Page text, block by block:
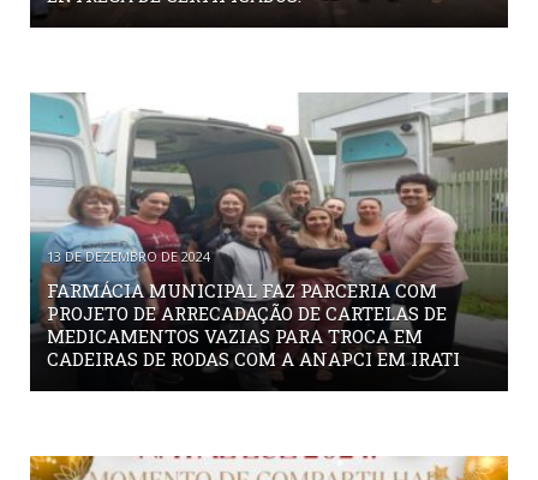
13 DE DEZEMBRO DE 2024
FARMÁCIA MUNICIPAL FAZ PARCERIA COM
PROJETO DE ARRECADAÇÃO DE CARTELAS DE
MEDICAMENTOS VAZIAS PARA TROCA EM
CADEIRAS DE RODAS COM A ANAPCI EM IRATI